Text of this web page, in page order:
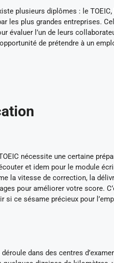
plusieurs diplômes : le TOEIC,
les plus grandes entreprises.
évaluer l’un de leurs
de prétendre à un
nécessite une certaine
et idem pour le module
la vitesse de correction, la
pour améliorer votre score.
ce sésame précieux pour
dans des centres